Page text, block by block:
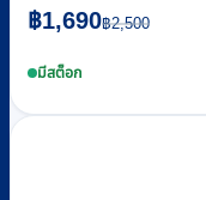
฿2,500
Original
price
was:
฿1,690
Current
price
is:มีสต็อก